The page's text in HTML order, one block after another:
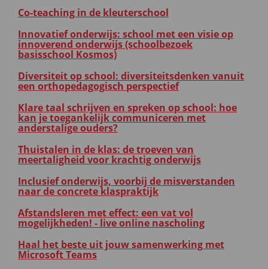
Co-teaching in de kleuterschool
Innovatief onderwijs: school met een visie op
innoverend onderwijs (schoolbezoek
basisschool Kosmos)
Diversiteit op school: diversiteitsdenken vanuit
een orthopedagogisch perspectief
Klare taal schrijven en spreken op school: hoe
kan je toegankelijk communiceren met
anderstalige ouders?
Thuistalen in de klas: de troeven van
meertaligheid voor krachtig onderwijs
Inclusief onderwijs, voorbij de misverstanden
naar de concrete klaspraktijk
Afstandsleren met effect: een vat vol
mogelijkheden! - live online nascholing
Haal het beste uit jouw samenwerking met
Microsoft Teams